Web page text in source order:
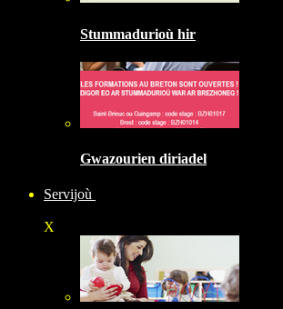
Stummadurioù hir
Gwazourien diriadel
Servijoù
X